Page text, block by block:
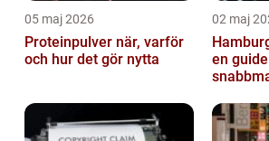
05 maj 2026
Proteinpulver när, varför
och hur det gör nytta
02 maj
en